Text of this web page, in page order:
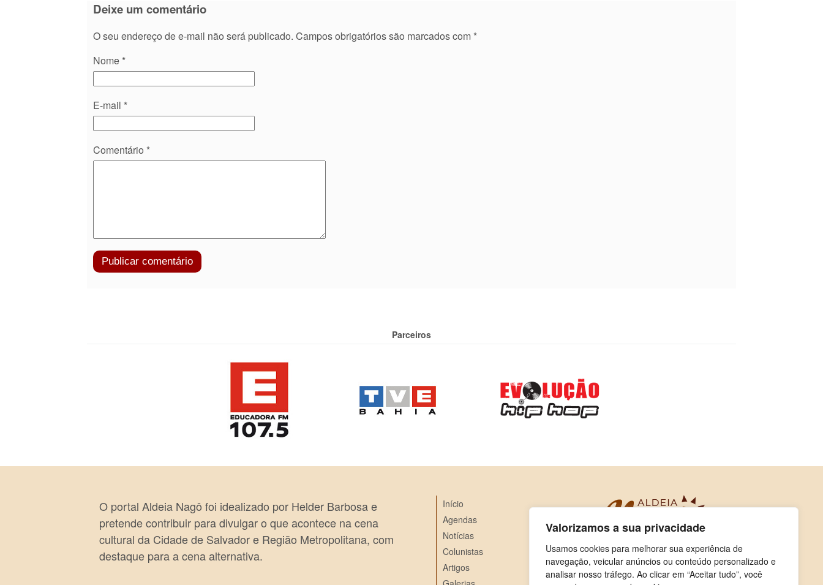
Valorizamos a sua privacidade
Usamos cookies para melhorar sua experiência de
navegação, veicular anúncios ou conteúdo personalizado e
analisar nosso tráfego. Ao clicar em “Aceitar tudo”, você
Deixe um comentário
O seu endereço de e-mail não será publicado. Campos obrigatórios são marcados com *
Nome *
E-mail *
Comentário *
Parceiros
O portal Aldeia Nagô foi idealizado por Helder Barbosa e
pretende contribuir para divulgar o que acontece na cena
cultural da Cidade de Salvador e Região Metropolitana, com
destaque para a cena alternativa.
Início
Agendas
Notícias
Colunistas
Artigos